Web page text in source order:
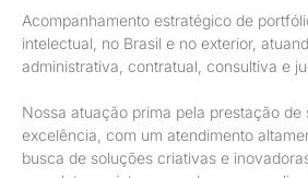
Acompanhamento estratégico de
intelectual, no Brasil e no exterior,
administrativa, contratual, consultiva e
Nossa atuação prima pela prestação de
excelência, com um atendimento
busca de soluções criativas e